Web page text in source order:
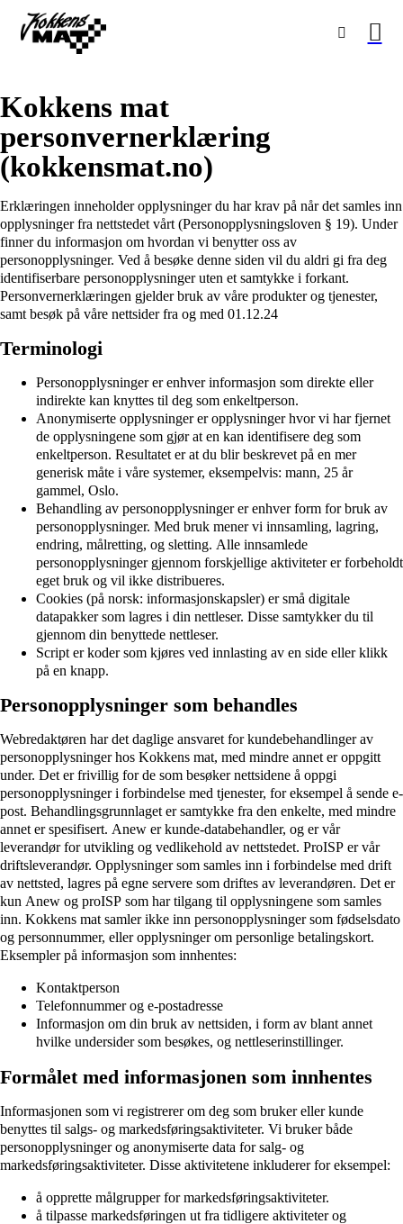
Kokkens mat
personvernerklæring
(kokkensmat.no)
Erklæringen inneholder opplysninger du har krav på når det samles inn
opplysninger fra nettstedet vårt (Personopplysningsloven § 19). Under
finner du informasjon om hvordan vi benytter oss av
personopplysninger. Ved å besøke denne siden vil du aldri gi fra deg
identifiserbare personopplysninger uten et samtykke i forkant.
Personvernerklæringen gjelder bruk av våre produkter og tjenester,
samt besøk på våre nettsider fra og med 01.12.24
Terminologi
Personopplysninger er enhver informasjon som direkte eller
indirekte kan knyttes til deg som enkeltperson.
Anonymiserte opplysninger er opplysninger hvor vi har fjernet
de opplysningene som gjør at en kan identifisere deg som
enkeltperson. Resultatet er at du blir beskrevet på en mer
generisk måte i våre systemer, eksempelvis: mann, 25 år
gammel, Oslo.
Behandling av personopplysninger er enhver form for bruk av
personopplysninger. Med bruk mener vi innsamling, lagring,
endring, målretting, og sletting. Alle innsamlede
personopplysninger gjennom forskjellige aktiviteter er forbeholdt
eget bruk og vil ikke distribueres.
Cookies (på norsk: informasjonskapsler) er små digitale
datapakker som lagres i din nettleser. Disse samtykker du til
gjennom din benyttede nettleser.
Script er koder som kjøres ved innlasting av en side eller klikk
på en knapp.
Personopplysninger som behandles
Webredaktøren har det daglige ansvaret for kundebehandlinger av
personopplysninger hos Kokkens mat, med mindre annet er oppgitt
under. Det er frivillig for de som besøker nettsidene å oppgi
personopplysninger i forbindelse med tjenester, for eksempel å sende e-
post. Behandlingsgrunnlaget er samtykke fra den enkelte, med mindre
annet er spesifisert. Anew er kunde-databehandler, og er vår
leverandør for utvikling og vedlikehold av nettstedet. ProISP er vår
driftsleverandør. Opplysninger som samles inn i forbindelse med drift
av nettsted, lagres på egne servere som driftes av leverandøren. Det er
kun Anew og proISP som har tilgang til opplysningene som samles
inn. Kokkens mat samler ikke inn personopplysninger som fødselsdato
og personnummer, eller opplysninger om personlige betalingskort.
Eksempler på informasjon som innhentes:
Kontaktperson
Telefonnummer og e-postadresse
Informasjon om din bruk av nettsiden, i form av blant annet
hvilke undersider som besøkes, og nettleserinstillinger.
Formålet med informasjonen som innhentes
Informasjonen som vi registrerer om deg som bruker eller kunde
benyttes til salgs- og markedsføringsaktiviteter. Vi bruker både
personopplysninger og anonymiserte data for salg- og
markedsføringsaktiviteter. Disse aktivitetene inkluderer for eksempel:
å opprette målgrupper for markedsføringsaktiviteter.
å tilpasse markedsføringen ut fra tidligere aktiviteter og